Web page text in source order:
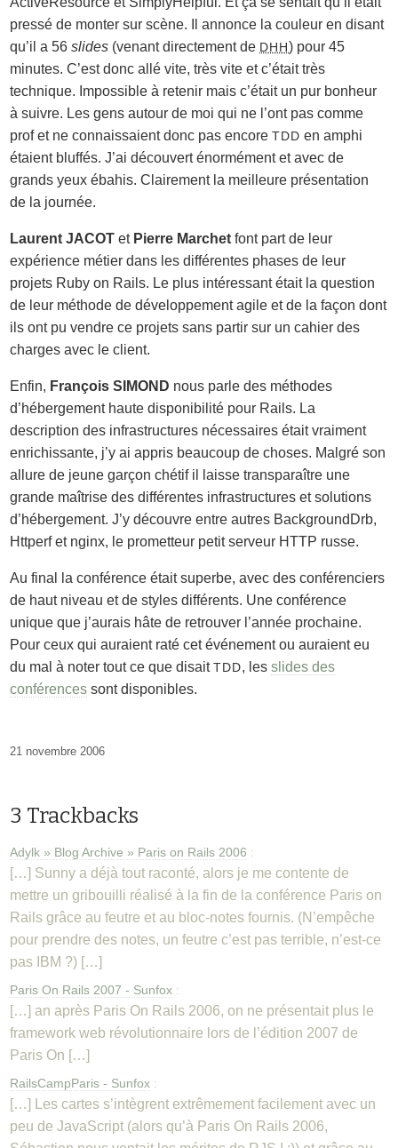
pressé de monter sur scène. Il annonce la couleur en disant
qu’il a 56slides (venant directement de DHH) pour 45
minutes. C’est donc allé vite, très vite et c’était très
technique. Impossible à retenir mais c’était un pur bonheur
à suivre. Les gens autour de moi qui ne l’ont pas comme
prof et ne connaissaient donc pas encoreTDD en amphi
étaient bluffés. J’ai découvert énormément et avec de
grands yeux ébahis. Clairement la meilleure présentation
de la journée.
Laurent JACOT et Pierre Marchet font part de leur
expérience métier dans les différentes phases de leur
projets Ruby on Rails. Le plus intéressant était la question
de leur méthode de développement agile et de la façon dont
ils ont pu vendre ce projets sans partir sur un cahier des
charges avec le client.
Enfin, François SIMOND nous parle des méthodes
d’hébergement haute disponibilité pour Rails. La
description des infrastructures nécessaires était vraiment
enrichissante, j’y ai appris beaucoup de choses. Malgré son
allure de jeune garçon chétif il laisse transparaître une
grande maîtrise des différentes infrastructures et solutions
d’hébergement. J’y découvre entre autres BackgroundDrb,
Httperf et nginx, le prometteur petit serveur HTTP russe.
Au final la conférence était superbe, avec des conférenciers
de haut niveau et de styles différents. Une conférence
unique que j’aurais hâte de retrouver l’année prochaine.
Pour ceux qui auraient raté cet événement ou auraient eu
du mal à noter tout ce que disaitTDD, lesslides des
conférences sont disponibles.
21 novembre 2006
3 Trackbacks
Adylk » Blog Archive » Paris on Rails 2006 :
[…] Sunny a déjà tout raconté, alors je me contente de
mettre un gribouilli réalisé à la fin de la conférence Paris on
Rails grâce au feutre et au bloc-notes fournis. (N’empêche
pour prendre des notes, un feutre c’est pas terrible, n’est-ce
pas IBM ?) […]
Paris On Rails 2007 - Sunfox :
[…] an après Paris On Rails 2006, on ne présentait plus le
framework web révolutionnaire lors de l’édition 2007 de
Paris On […]
RailsCampParis - Sunfox :
[…] Les cartes s’intègrent extrêmement facilement avec un
peu de JavaScript (alors qu’à Paris On Rails 2006,